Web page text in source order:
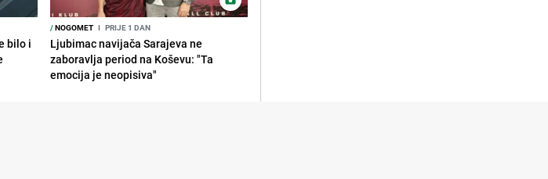
bilo i
/NOGOMET I PRIJE 1 DAN
Ljubimac navijača Sarajeva ne
zaboravlja period na Koševu: "Ta
emocija je neopisiva"